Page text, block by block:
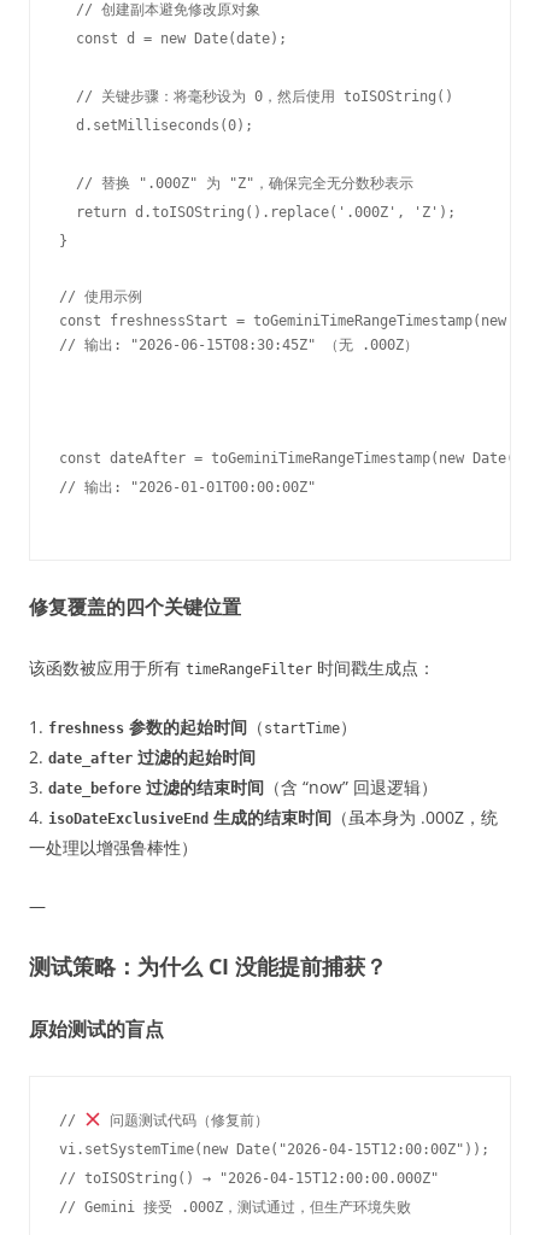
  // 创建副本避免修改原对象
  const d = new Date(date);
  // 关键步骤：将毫秒设为 0，然后使用 toISOString()
  d.setMilliseconds(0);
  // 替换 ".000Z" 为 "Z"，确保完全无分数秒表示
  return d.toISOString().replace('.000Z', 'Z');
}
// 使用示例
const freshnessStart = toGeminiTimeRangeTimestamp(new
// 输出: "2026-06-15T08:30:45Z" （无 .000Z）
const dateAfter = toGeminiTimeRangeTimestamp(new
修复覆盖的四个关键位置
该函数被应用于所有 timeRangeFilter 时间戳生成点：
1. freshness 参数的起始时间 （ startTime）
2. date_after 过滤的起始时间
3. date_before 过滤的结束时间 （含 “now” 回退逻辑）
4. isoDateExclusiveEnd 生成的结束时间 （虽本身为 .000Z，统
一处理以增强鲁棒性）
—
测试策略：为什么 CI 没能提前捕获？
原始测试的盲点
//
问题测试代码（修复前）
vi.setSystemTime(new Date("2026-04-15T12:00:00Z"));
// toISOString() → "2026-04-15T12:00:00.000Z"